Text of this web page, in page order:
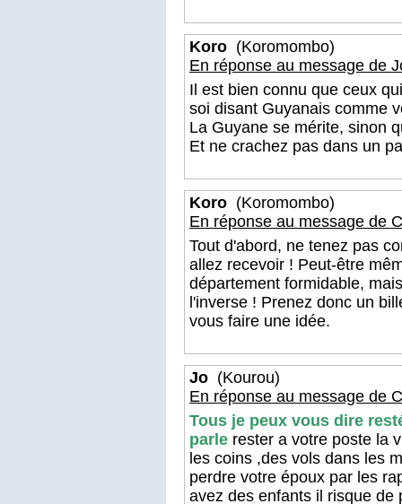
Koro (Koromombo)
En réponse au message de
Il est bien connu que ceux
soi disant Guyanais comme
La Guyane se mérite, sinon
Et ne crachez pas dans un
Koro (Koromombo)
En réponse au message de
Tout d'abord, ne tenez pas
allez recevoir ! Peut-être
département formidable,
l'inverse ! Prenez donc un
vous faire une idée.
Jo (Kourou)
En réponse au message de
Tous je peux vous dire
parle rester a votre poste la
les coins ,des vols dans les
perdre votre époux par les
avez des enfants il risque de